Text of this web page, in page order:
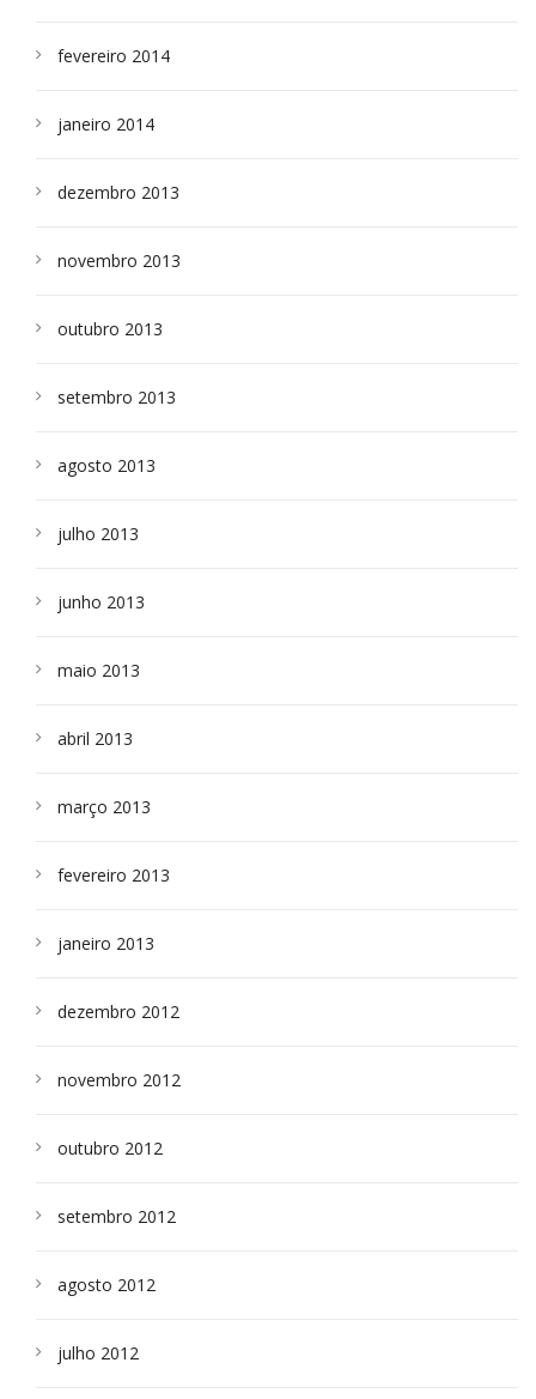
fevereiro 2014
janeiro 2014
dezembro 2013
novembro 2013
outubro 2013
setembro 2013
agosto 2013
julho 2013
junho 2013
maio 2013
abril 2013
março 2013
fevereiro 2013
janeiro 2013
dezembro 2012
novembro 2012
outubro 2012
setembro 2012
agosto 2012
julho 2012